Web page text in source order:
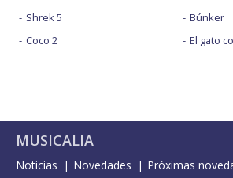
Shrek 5
Coco 2
Búnker
El gato
MUSICALIA
Noticias Novedades
Próximas